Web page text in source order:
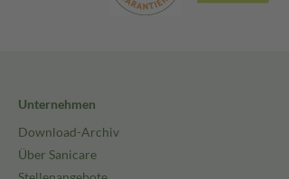
Unternehmen
Download-Archiv
Über Sanicare